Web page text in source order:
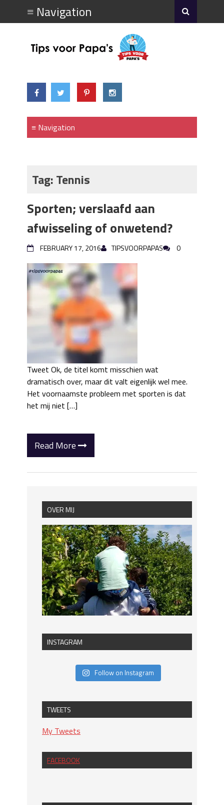
Tag:Tennis
Sporten; verslaafd aan
afwisseling of onwetend?
FEBRUARY 17, 2016 TIPSVOORPAPAS 0
Tweet Ok, de titel komt misschien wat
dramatisch over, maar dit valt eigenlijk wel mee.
Het voornaamste probleem met sporten is dat
het mij niet […]
Read More
OVER MIJ
INSTAGRAM
Follow on Instagram
TWEETS
My Tweets
FACEBOOK